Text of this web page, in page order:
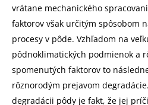
vrátane mechanického
faktorov však určitým spôsobom
procesy v pôde. Vzhľadom na
pôdnoklimatických podmienok a
spomenutých faktorov to
rôznorodým prejavom
degradácii pôdy je fakt, že jej